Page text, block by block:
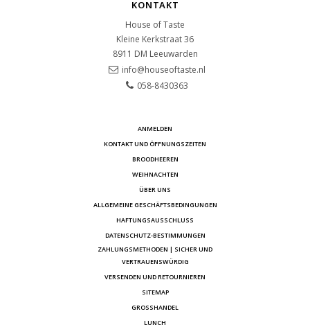
KONTAKT
House of Taste
Kleine Kerkstraat 36
8911 DM Leeuwarden
info@houseoftaste.nl
058-8430363
ANMELDEN
KONTAKT UND ÖFFNUNGSZEITEN
BROODHEEREN
WEIHNACHTEN
ÜBER UNS
ALLGEMEINE GESCHÄFTSBEDINGUNGEN
HAFTUNGSAUSSCHLUSS
DATENSCHUTZ-BESTIMMUNGEN
ZAHLUNGSMETHODEN | SICHER UND
VERTRAUENSWÜRDIG
VERSENDEN UND RETOURNIEREN
SITEMAP
GROSSHANDEL
LUNCH